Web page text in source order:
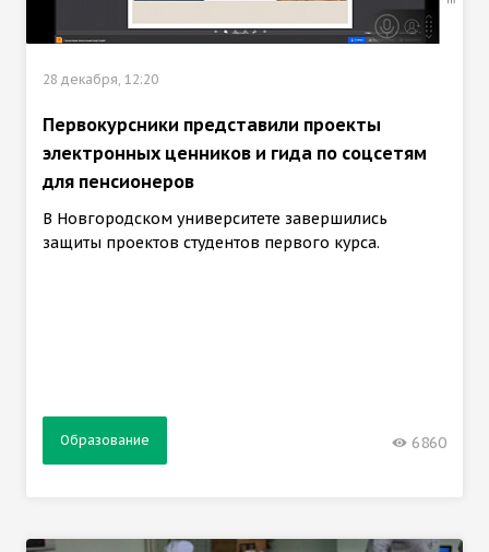
28 декабря, 12:20
Первокурсники представили проекты
электронных ценников и гида по соцсетям
для пенсионеров
В Новгородском университете завершились
защиты проектов студентов первого курса.
Образование 6860